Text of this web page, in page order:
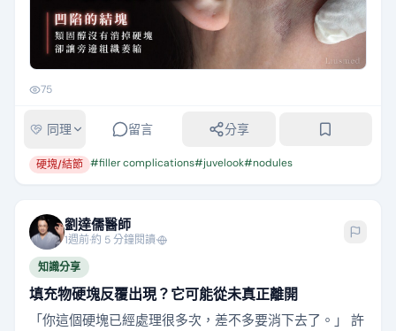
75
同理 留言 分享
硬塊/結節 #filler complications#juvelook#nodules
劉達儒醫師
1週前·約 5 分鐘閱讀·
知識分享
填充物硬塊反覆出現？它可能從未真正離開
「你這個硬塊已經處理很多次，差不多要消下去了。」 許